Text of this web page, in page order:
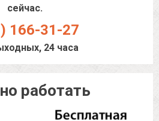
сейчас.
166-31-27
24 часа
работать